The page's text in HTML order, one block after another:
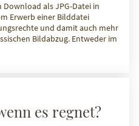
als JPG-Datei in
Erwerb einer Bilddatei
und damit auch mehr
Bildabzug. Entweder im
es regnet?